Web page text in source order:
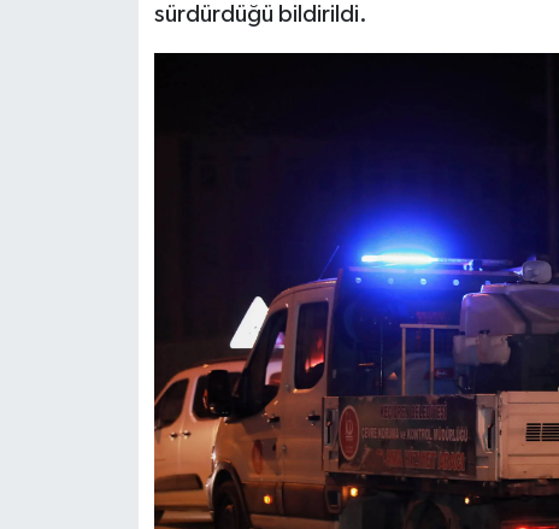
sürdürdüğü bildirildi.